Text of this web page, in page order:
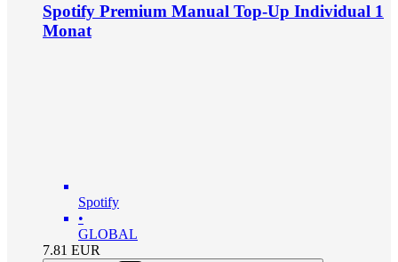
Spotify Premium Manual Top-Up Individual 1
Monat
Spotify
•
GLOBAL
7.81 EUR